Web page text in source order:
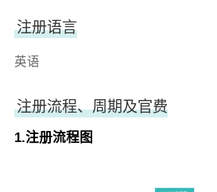
注册语言
英语
注册流程、周期及官费
1.注册流程图